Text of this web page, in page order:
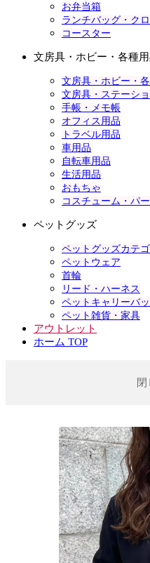
お弁当箱
ランチバッグ・ク
コースター
文房具・ホビー・各種
文房具・ホビー・
文房具・ステーシ
手帳・メモ帳
オフィス用品
トラベル用品
車用品
自転車用品
生活用品
おもちゃ
コスチューム・パ
ペットグッズ
ペットグッズカテ
ペットウェア
首輪
リード・ハーネス
ペットキャリーバ
ペット雑貨・家具
アウトレット
ホーム TOP
閉